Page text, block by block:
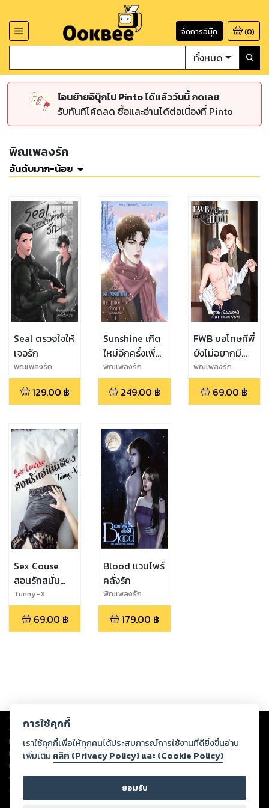
จัดการอีบุ๊ก (0)
ทั้งหมด
โอนย้ายอีบุ๊กไป Pinto ได้แล้ววันนี้ กดเลย
รับทันทีโค้ดลด ซื้อและอ่านได้ต่อเนื่องที่ Pinto
พิณเพลงรัก
อันดับมาก-น้อย
Seal ตรวจใจให้
เจอรัก
พิณเพลงรัก
129.00 ฿
Sunshine เกิด
ใหม่อีกครั้งเพื่อ
รักเธอ เล่ม 1
พิณเพลงรัก
249.00 ฿
FWB ขอโทษทีพี่
ยังไม่อยากมี
แฟน
พิณเพลงรัก
69.00 ฿
Sex Couse
สอนรักสนั่น
เตียง
Tunny-X
69.00 ฿
Blood แวมไพร์
คลั่งรัก
พิณเพลงรัก
179.00 ฿
Copyright © 2026
ต่อผลงานหรือเนื้อหาใดที่อัปโหลดผ่านเว็บไซต์และปรากฏว่าละเมิดสิทธิใน
ทรัพย์สินทางปัญญาของบุคคลอื่นหรือขัดต่อกฎหมายและศีลธรรม ดังนั้น ผู้อ่าน
ทุกท่านโปรดใช้วิจารณญาณในการกลั่นกรองด้วยตนเอง และหากท่านพบว่าส่วน
หนึ่งส่วนใดขัดต่อกฎหมายและศีลธรรม กรุณาแจ้งมายังบริษัท เพื่อทีมงานจะได้
ดำเนินการในทันที ทั้งนี้ ทางสตอรี่ล็อกขอสงวนลิขสิทธิ์ตามพระราชบัญญัติ
ลิขสิทธิ์ พ.ศ. 2537 (ฉบับล่าสุด)
การใช้คุกกี้
เราใช้คุกกี้เพื่อให้ทุกคนได้ประสบการณ์การใช้งานที่ดียิ่งขึ้นอ่าน
เพิ่มเติม คลิก (Privacy Policy) และ (Cookie Policy)
ยอมรับ